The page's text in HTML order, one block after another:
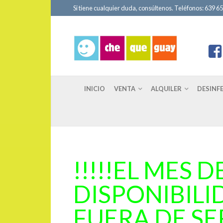
Si tiene cualquier duda, consúltenos. Teléfonos: 639
INICIO VENTA ALQUILER
!!!!!EL MES